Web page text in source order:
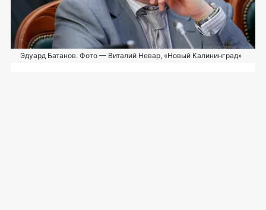
Эдуард Батанов. Фото — Виталий Невар, «Новый Калининград»